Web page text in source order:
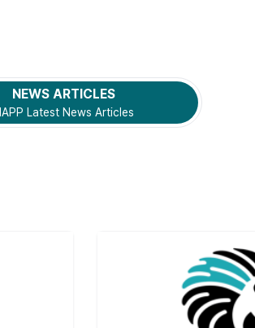
NEWS ARTICLES
Latest News Articles